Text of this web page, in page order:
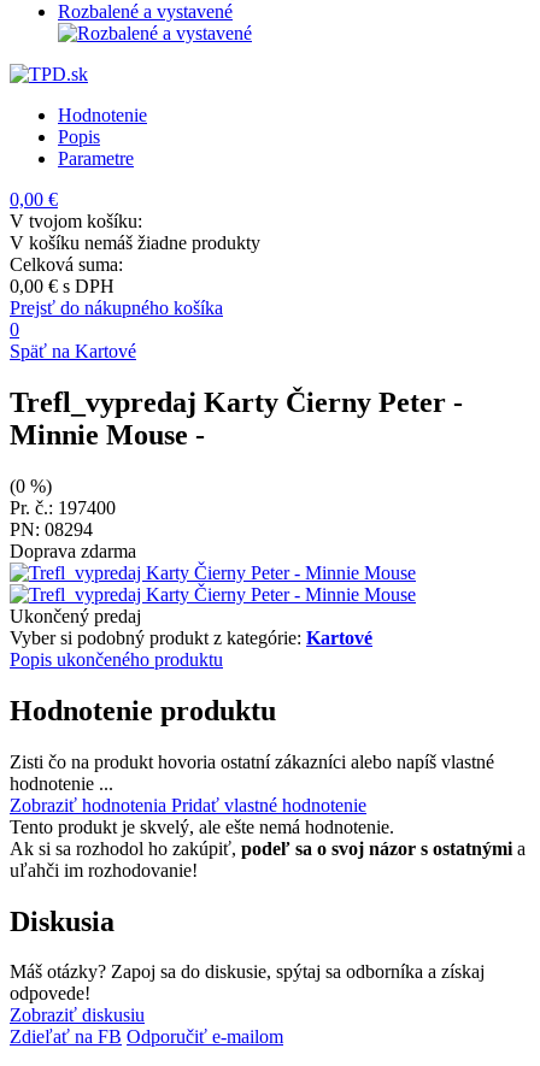
Rozbalené a vystavené
Hodnotenie
Popis
Parametre
0,00 €
V tvojom košíku:
V košíku nemáš žiadne produkty
Celková suma:
0,00 € s DPH
Prejsť do nákupného košíka
0
Späť na Kartové
Trefl_vypredaj Karty Čierny Peter -
Minnie Mouse -
(0 %)
Pr. č.: 197400
PN: 08294
Doprava zdarma
Ukončený predaj
Vyber si podobný produkt z kategórie: Kartové
Popis ukončeného produktu
Hodnotenie produktu
Zisti čo na produkt hovoria ostatní zákazníci alebo napíš vlastné
hodnotenie ...
Zobraziť hodnotenia Pridať vlastné hodnotenie
Tento produkt je skvelý, ale ešte nemá hodnotenie.
Ak si sa rozhodol ho zakúpiť, podeľ sa o svoj názor s ostatnými a
uľahči im rozhodovanie!
Diskusia
Máš otázky? Zapoj sa do diskusie, spýtaj sa odborníka a získaj
odpovede!
Zobraziť diskusiu
Zdieľať na FB Odporučiť e-mailom